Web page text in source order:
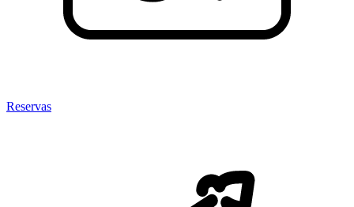
Reservas